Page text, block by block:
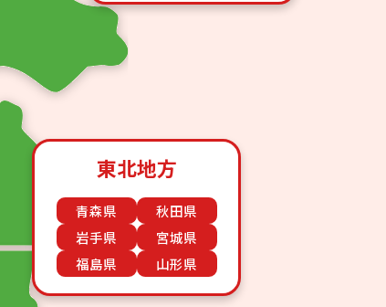
東北地方
青森県
秋田県
岩手県
宮城県
福島県
山形県